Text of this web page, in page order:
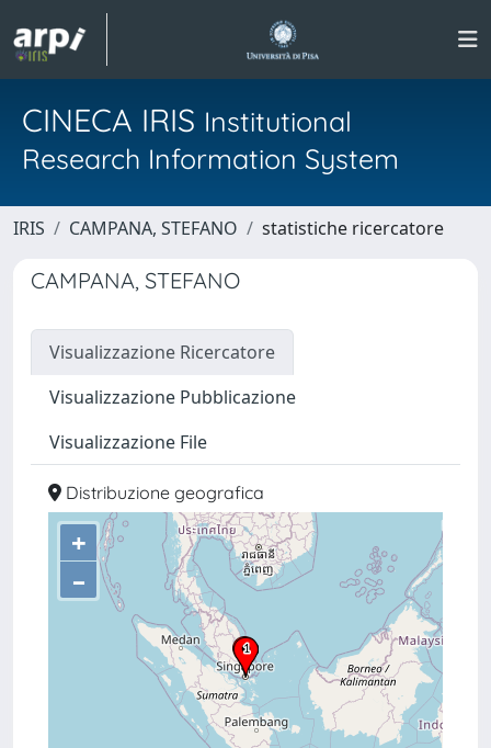
CINECA IRIS Institutional
Research Information System
IRIS CAMPANA, STEFANO statistiche ricercatore
CAMPANA, STEFANO
Visualizzazione Ricercatore
Visualizzazione Pubblicazione
Visualizzazione File
Distribuzione geografica
+
–